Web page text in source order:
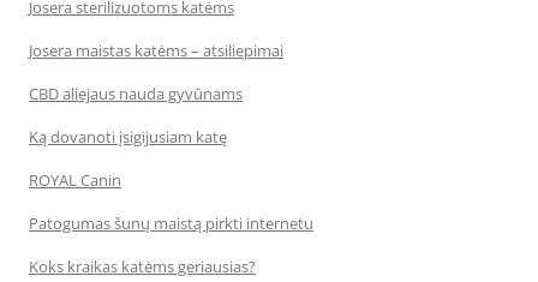
Josera sterilizuotoms katėms
Josera maistas katėms – atsiliepimai
CBD aliejaus nauda gyvūnams
Ką dovanoti įsigijusiam katę
ROYAL Canin
Patogumas šunų maistą pirkti internetu
Koks kraikas katėms geriausias?